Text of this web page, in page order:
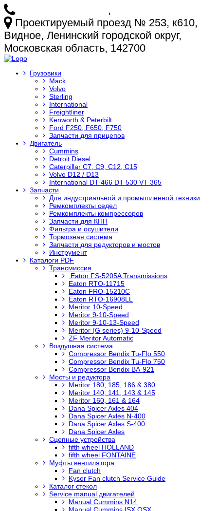
,
Проектируемый проезд № 253, к610,
Видное, Ленинский городской округ,
Московская область, 142700
Грузовики
Mack
Volvo
Sterling
International
Freightliner
Kenworth & Peterbilt
Ford F250, F650, F750
Запчасти для прицепов
Двигатель
Cummins
Detroit Diesel
Caterpillar C7, C9, C12, C15
Volvo D12 / D13
International DT-466 DT-530 VT-365
Запчасти
Для индустриальной и промышленной техники
Ремкомплекты седел
Ремкомплекты компрессоров
Запчасти для КПП
Фильтра и осушители
Тормозная система
Запчасти для редукторов и мостов
Инструмент
Каталоги PDF
Трансмиссия
Eaton FS-5205A Transmissions
Eaton RTO-11715
Eaton FRO-15210C
Eaton RTO-16908LL
Meritor 10-Speed
Meritor 9-10-Speed
Meritor 9-10-13-Speed
Meritor (G series) 9-10-Speed
ZF Meritor Automatic
Воздушная система
Compressor Bendix Tu-Flo 550
Compressor Bendix Tu-Flo 750
Compressor Bendix BA-921
Мосты и редуктора
Meritor 180, 185, 186 & 380
Meritor 140, 141, 143 & 145
Meritor 160, 161 & 164
Dana Spicer Axles 404
Dana Spicer Axles N-400
Dana Spicer Axles S-400
Dana Spicer Axles
Сцепные устройства
fifth wheel HOLLAND
fifth wheel FONTAINE
Муфты вентилятора
Fan clutch
Kysor Fan clutch Service Guide
Каталог стекол
Service manual двигателей
Manual Cummins N14